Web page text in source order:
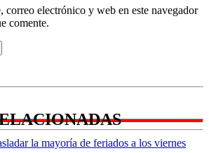
correo electrónico y web en este navegador
comente.